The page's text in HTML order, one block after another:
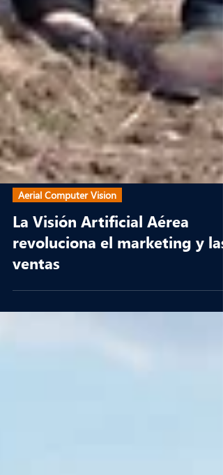
Aerial Computer Vision
La Visión Artificial Aérea
revoluciona el marketing y las
ventas